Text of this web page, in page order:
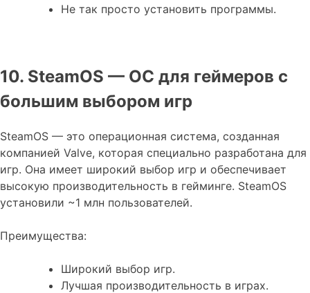
Не так просто установить программы.
10. SteamOS — ОС для геймеров с
большим выбором игр
SteamOS — это операционная система, созданная
компанией Valve, которая специально разработана для
игр. Она имеет широкий выбор игр и обеспечивает
высокую производительность в гейминге. SteamOS
установили ~1 млн пользователей.
Преимущества:
Широкий выбор игр.
Лучшая производительность в играх.